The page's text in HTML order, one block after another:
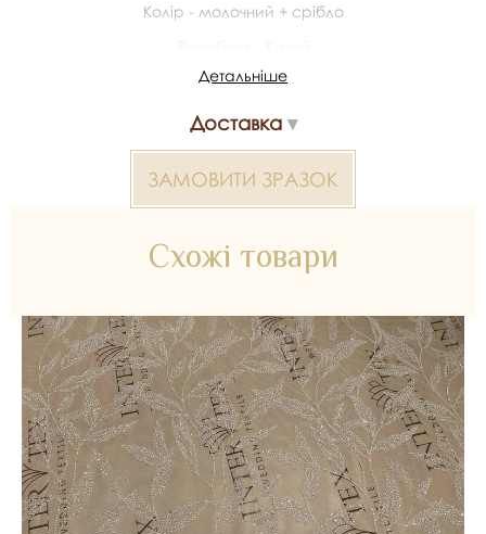
Колір - молочний + срібло
Матеріал - 100% поліестер
Ширина - 1,3 м
Відеоогляд товару
Розшите полотно 2000000379760 — матеріал для
весільних суконь, декору та колекцій ательє. Доступний
Детальніше
Доставка
ЗАМОВИТИ ЗРАЗОК
Схожі товари